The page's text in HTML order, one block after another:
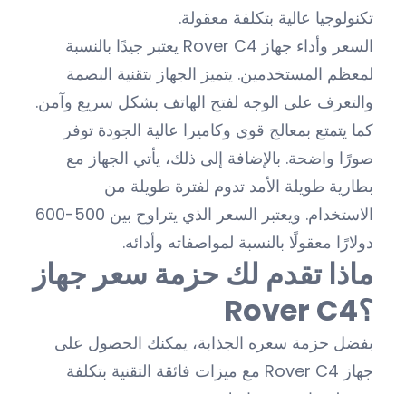
تكنولوجيا عالية بتكلفة معقولة.
السعر وأداء جهاز Rover C4 يعتبر جيدًا بالنسبة
لمعظم المستخدمين. يتميز الجهاز بتقنية البصمة
والتعرف على الوجه لفتح الهاتف بشكل سريع وآمن.
كما يتمتع بمعالج قوي وكاميرا عالية الجودة توفر
صورًا واضحة. بالإضافة إلى ذلك، يأتي الجهاز مع
بطارية طويلة الأمد تدوم لفترة طويلة من
الاستخدام. ويعتبر السعر الذي يتراوح بين 500-600
دولارًا معقولًا بالنسبة لمواصفاته وأدائه.
ماذا تقدم لك حزمة سعر جهاز
Rover C4؟
بفضل حزمة سعره الجذابة، يمكنك الحصول على
جهاز Rover C4 مع ميزات فائقة التقنية بتكلفة